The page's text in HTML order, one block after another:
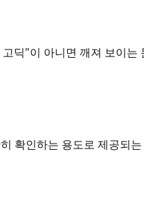
딕"이 아니면 깨져 보이는
인하는 용도로 제공되